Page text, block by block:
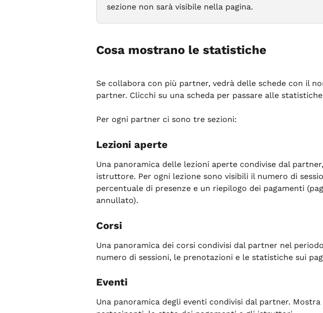
sezione non sarà visibile nella pagina.
Cosa mostrano le statistiche
Se collabora con più partner, vedrà delle schede con il
partner. Clicchi su una scheda per passare alle
Per ogni partner ci sono tre sezioni:
Lezioni aperte
Una panoramica delle lezioni aperte condivise dal
istruttore. Per ogni lezione sono visibili il numero di
percentuale di presenze e un riepilogo dei pagamenti
annullato).
Corsi
Una panoramica dei corsi condivisi dal partner nel
numero di sessioni, le prenotazioni e le statistiche sui
Eventi
Una panoramica degli eventi condivisi dal partner.